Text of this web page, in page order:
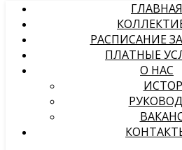
ГЛАВНАЯ
РАСПИСАНИЕ
ПЛАТНЫЕ
О НАС